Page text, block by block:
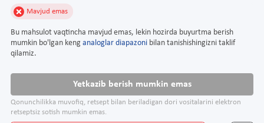
Mavjud emas
Bu mahsulot vaqtincha mavjud emas, lekin hozirda buyurtma berish
mumkin bo'lgan keng analoglar diapazoni bilan tanishishingizni taklif
qilamiz.
Yetkazib berish mumkin emas
Qonunchilikka muvofiq, retsept bilan beriladigan dori vositalarini elektron
retseptsiz sotish mumkin emas.